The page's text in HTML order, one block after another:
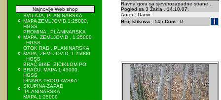
Najnovije Web shop
SVILAJA, PLANINARSKA
MAPA ZEMLJOVID,1:25000,
HGSS
PROMINA , PLANINARSKA
MAPA, ZEMLJOVID , 1:25000
, HGSS
OTOK RAB , PLANINARSKA
MAPA, ZEMLJOVID, 1:25000
, HGSS
BRAČ BIKE, BICIKLOM PO
BRAČU, MAPA 1:45000,
HGSS
DINARA-TROGLAVSKA
SKUPINA-ZAPAD
,PLANINARSKA
MAPA,1:25000
Ravna gora sa sjeverozapadne strane .
Pogled sa 3 Žakla . 14.10.07.
Autor : Damir
Broj klikova :145 Com :0